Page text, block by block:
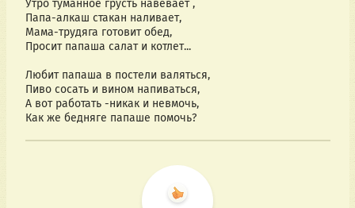
Утро туманное грусть навевает ,
Папа-алкаш стакан наливает,
Мама-трудяга готовит обед,
Просит папаша салат и котлет...
Любит папаша в постели валяться,
Пиво сосать и вином напиваться,
А вот работать -никак и невмочь,
Как же бедняге папаше помочь?